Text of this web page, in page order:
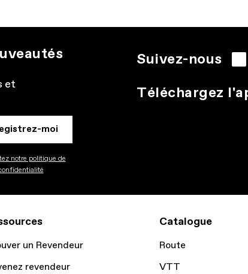
et
moi
notre politique de
Suivez-nous
Téléchargez
un Revendeur
revendeur
Catalogue
Route
VTT